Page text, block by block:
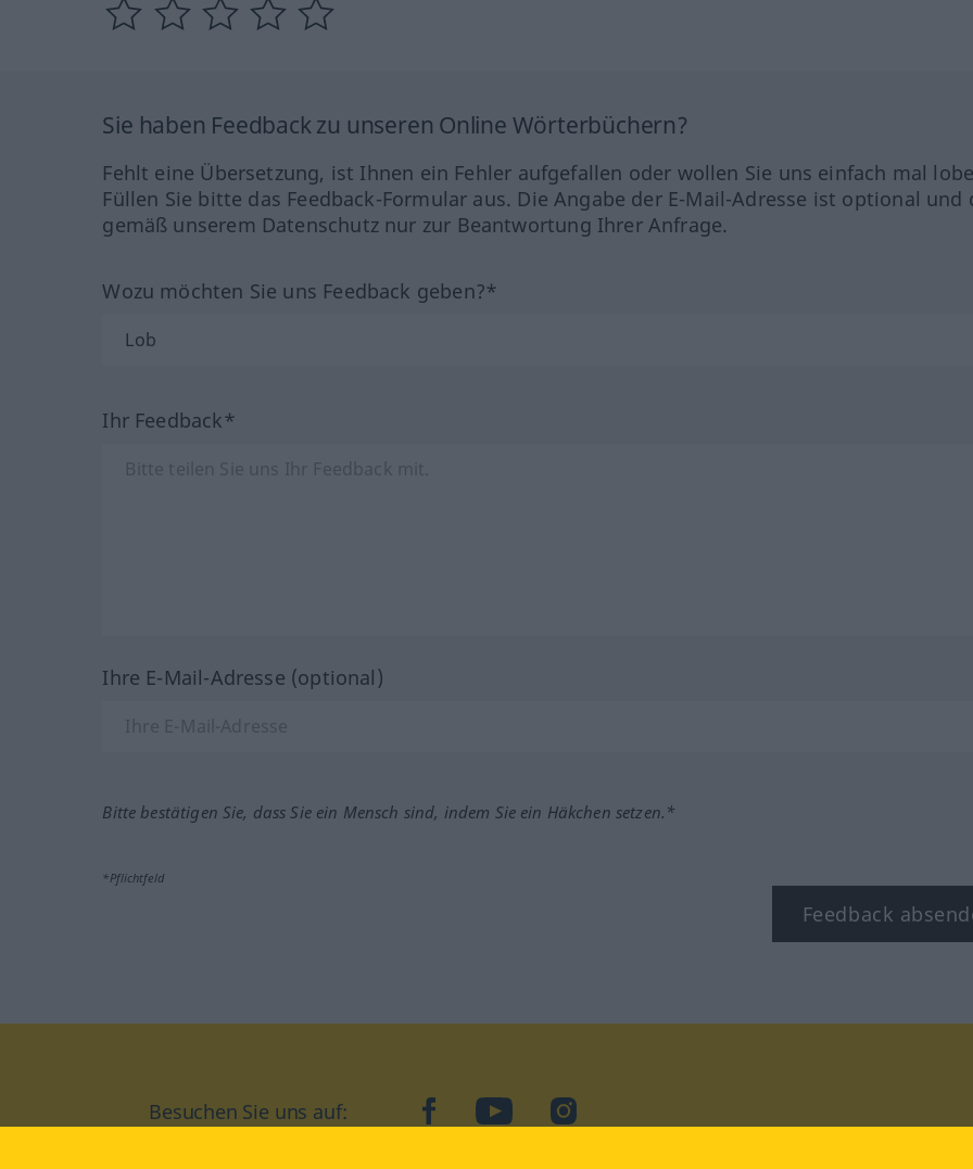
Sie haben Feedback zu unseren Online Wörterbüchern?
Fehlt eine Übersetzung, ist Ihnen ein Fehler aufgefallen oder wollen Sie uns einfach mal
Füllen Sie bitte das Feedback-Formular aus. Die Angabe der E-Mail-Adresse ist optional und
gemäß unserem Datenschutz nur zur Beantwortung Ihrer Anfrage.
Wozu möchten Sie uns Feedback geben?*
Ihr Feedback*
Ihre E-Mail-Adresse (optional)
Bitte bestätigen Sie, dass Sie ein Mensch sind, indem Sie ein Häkchen setzen.*
*Pflichtfeld
Feedback
Besuchen Sie uns auf: facebookYouTubeInstagram